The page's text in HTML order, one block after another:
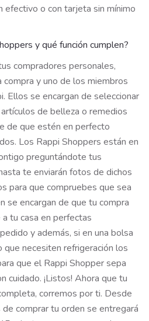
efectivo o con tarjeta sin mínimo
y qué función cumplen?
compradores personales,
y uno de los miembros
Ellos se encargan de seleccionar
de belleza o remedios
de que estén en perfecto
Los Rappi Shoppers están en
preguntándote tus
te enviarán fotos de dichos
para que compruebes que sea
se encargan de que tu compra
tu casa en perfectas
y además, si en una bolsa
necesiten refrigeración los
que el Rappi Shopper sepa
cuidado. ¡Listos! Ahora que tu
corremos por ti. Desde
comprar tu orden se entregará